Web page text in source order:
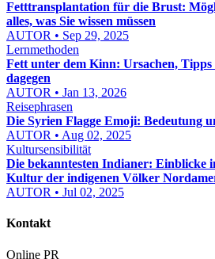
Fetttransplantation für die Brust:
alles, was Sie wissen müssen
AUTOR • Sep 29, 2025
Lernmethoden
Fett unter dem Kinn: Ursachen,
dagegen
AUTOR • Jan 13, 2026
Reisephrasen
Die Syrien Flagge Emoji: Bedeutung
AUTOR • Aug 02, 2025
Kultursensibilität
Die bekanntesten Indianer: Einblicke
Kultur der indigenen Völker
AUTOR • Jul 02, 2025
Kontakt
Online PR